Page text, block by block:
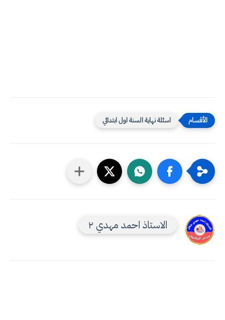
اسئلة نهاية السنة اول ابتدائي
الاستاذ احمد مهدي ٢